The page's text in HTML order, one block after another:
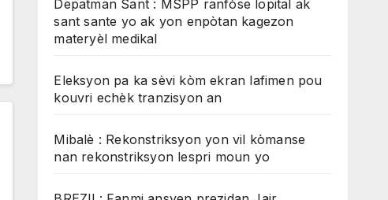
Depatman Sant : MSPP ranfòse lopital ak
sant sante yo ak yon enpòtan kagezon
materyèl medikal
Eleksyon pa ka sèvi kòm ekran lafimen pou
kouvri echèk tranzisyon an
Mibalè : Rekonstriksyon yon vil kòmanse
nan rekonstriksyon lespri moun yo